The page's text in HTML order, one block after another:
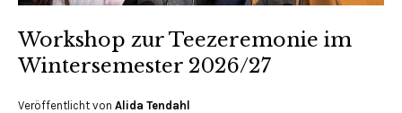
Workshop zur Teezeremonie im
Wintersemester 2026/27
Veröffentlicht von Alida Tendahl